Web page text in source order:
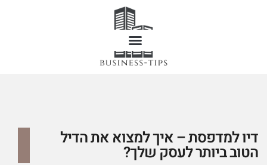
דיו למדפסת – איך למצוא את הדיל
הטוב ביותר לעסק שלך?